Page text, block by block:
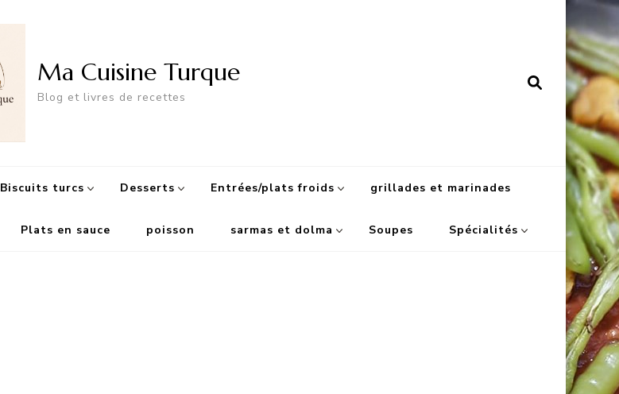
Ma Cuisine Turque
Blog et livres de recettes
Biscuits turcs Desserts Entrées/plats froids grillades et marinades
Plats en sauce poisson sarmas et dolma Soupes Spécialités